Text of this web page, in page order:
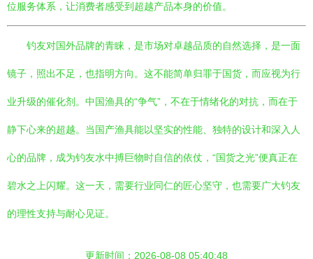
位服务体系，让消费者感受到超越产品本身的价值。
钓友对国外品牌的青睐，是市场对卓越品质的自然选择，是一面
镜子，照出不足，也指明方向。这不能简单归罪于国货，而应视为行
业升级的催化剂。中国渔具的“争气”，不在于情绪化的对抗，而在于
静下心来的超越。当国产渔具能以坚实的性能、独特的设计和深入人
心的品牌，成为钓友水中搏巨物时自信的依仗，“国货之光”便真正在
碧水之上闪耀。这一天，需要行业同仁的匠心坚守，也需要广大钓友
的理性支持与耐心见证。
更新时间：2026-08-08 05:40:48